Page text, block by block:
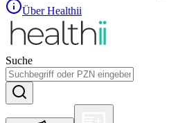
Über Healthii
Suche